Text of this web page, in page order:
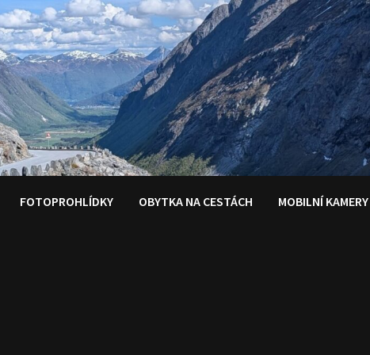
FOTOPROHLÍDKY OBYTKA NA CESTÁCH MOBILNÍ KAMERY